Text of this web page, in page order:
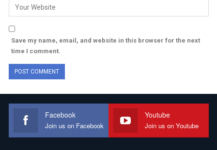
Save my name, email, and website in this browser for the next
time I comment.
Facebook
Join us on Facebook
Youtube
Join us on Youtube